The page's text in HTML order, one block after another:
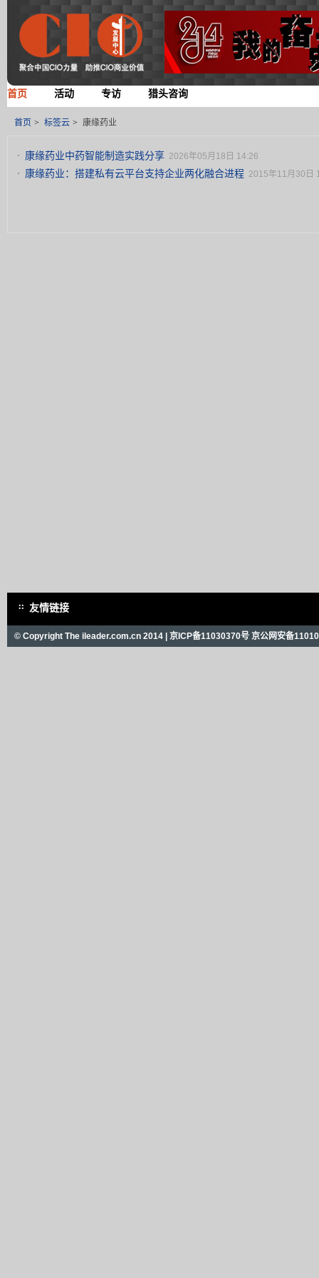
首页 活动 专访 猎头咨询
首页 > 标签云 > 康缘药业
康缘药业中药智能制造实践分享 2026年05月18日 14:26
康缘药业：搭建私有云平台支持企业两化融合进程 2015年11月30日
友情链接
© Copyright The ileader.com.cn 2014 | 京ICP备11030370号 京公网安备